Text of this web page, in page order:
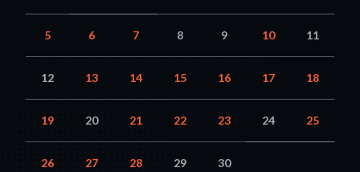
5 6 7 8 9 10 11
12 13 14 15 16 17 18
19 20 21 22 23 24 25
26 27 28 29 30